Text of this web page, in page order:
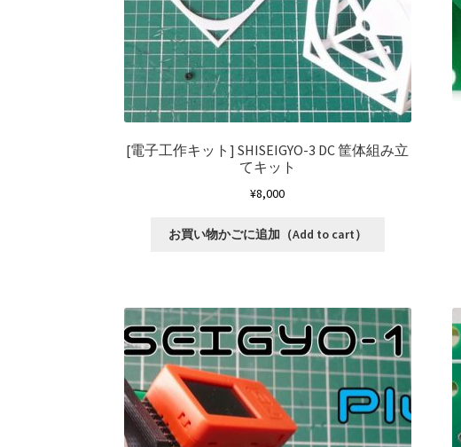
[電子工作キット]SHISEIGYO-3 DC 筐体組み立
てキット
¥8,000
お買い物かごに追加（Add to cart）